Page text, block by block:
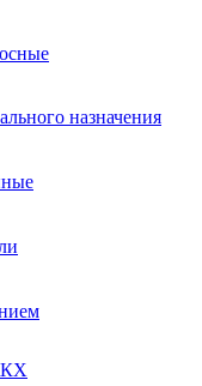
назначения